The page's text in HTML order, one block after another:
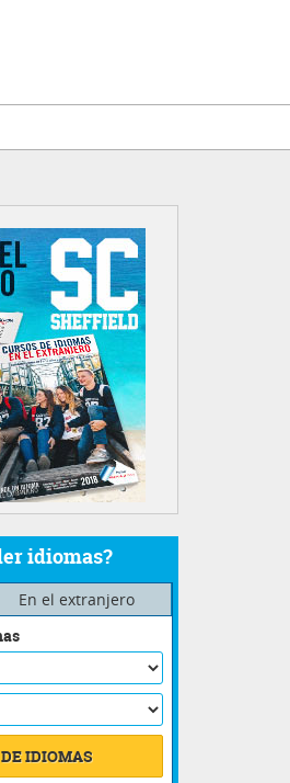
idiomas?
En el extranjero
IDIOMAS